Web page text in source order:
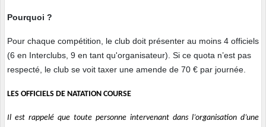
Pourquoi ?
Pour chaque compétition, le club doit présenter au moins 4 officiels
(6 en Interclubs, 9 en tant qu'organisateur). Si ce quota n’est pas
respecté, le club se voit taxer une amende de 70 € par journée.
LES OFFICIELS DE NATATION COURSE
Il est rappelé que toute personne intervenant dans l’organisation d’une